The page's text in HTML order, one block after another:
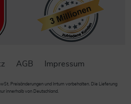
AGB Impressum
Preisänderungen und Irrtum vorbehalten. Die Lieferung
innerhalb von Deutschland.